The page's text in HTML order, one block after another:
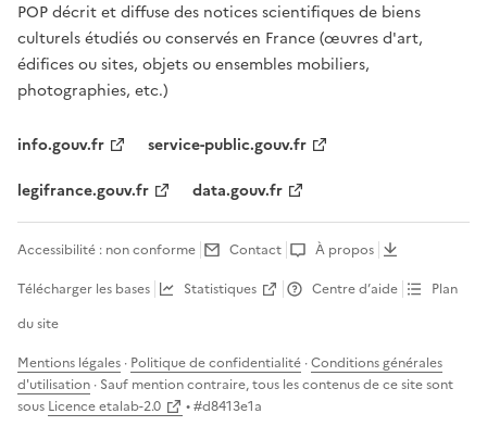
POP décrit et diffuse des notices scientifiques de biens
culturels étudiés ou conservés en France (œuvres d'art,
édifices ou sites, objets ou ensembles mobiliers,
photographies, etc.)
info.gouv.fr
service-public.gouv.fr
legifrance.gouv.fr
data.gouv.fr
Accessibilité : non conforme Contact
À propos
Télécharger les bases
Statistiques Centre d’aide
Plan
du site
Mentions légales · Politique de confidentialité ·Conditions générales
d'utilisation · Sauf mention contraire, tous les contenus de ce site sont
sous Licence etalab-2.0 • #d8413e1a